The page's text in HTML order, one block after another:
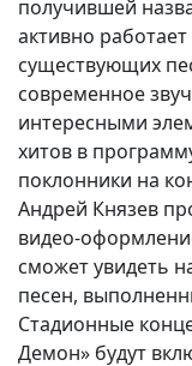
получившей
активно
существующих
современное
интересными
хитов в
поклонники на
Андрей Князев
видео-
сможет увидеть
песен,
Стадионные
Демон» будут